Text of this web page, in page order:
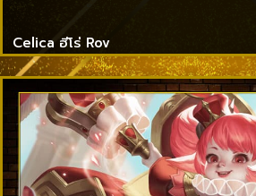
Celica ฮีโร่ Rov